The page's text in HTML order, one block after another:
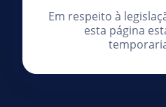
Em respeito à
esta página